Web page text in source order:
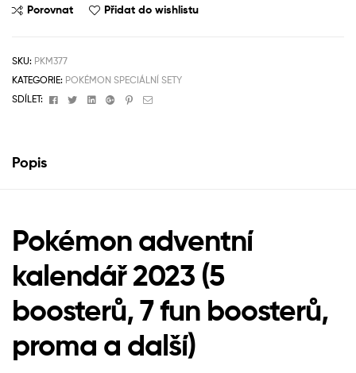
Porovnat Přidat do wishlistu
SKU: PKM377
KATEGORIE: POKÉMON SPECIÁLNÍ SETY
SDÍLET:
FacebookTwitterLinkedinGoogle+Pinterest
Email
Popis
Pokémon adventní
kalendář 2023 (5
boosterů, 7 fun boosterů,
proma a další)